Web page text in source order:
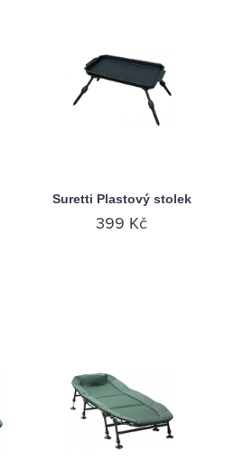
Suretti Plastový stolek
399 Kč